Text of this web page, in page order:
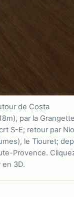
de Costa
par la
S-E; retour par
le Tiouret;
Provence.
en 3D.